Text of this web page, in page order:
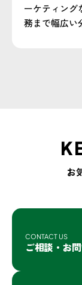
ーケティング
務まで幅広い
お
CONTACT US
ご相談・お